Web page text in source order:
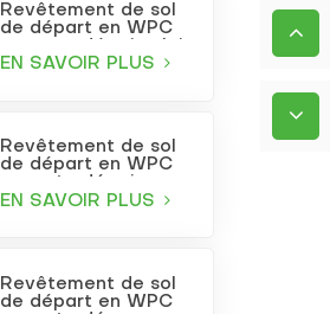
Revêtement de sol
de départ en WPC
EN SAVOIR PLUS
Revêtement de sol
de départ en WPC
anthracite
EN SAVOIR PLUS
Revêtement de sol
de départ en WPC